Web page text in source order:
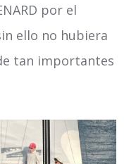
por el
ello no hubiera
tan importantes